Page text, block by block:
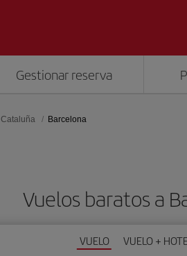
Gestionar reserva
Cataluña Barcelona
Vuelos baratos a
VUELO VUELO +